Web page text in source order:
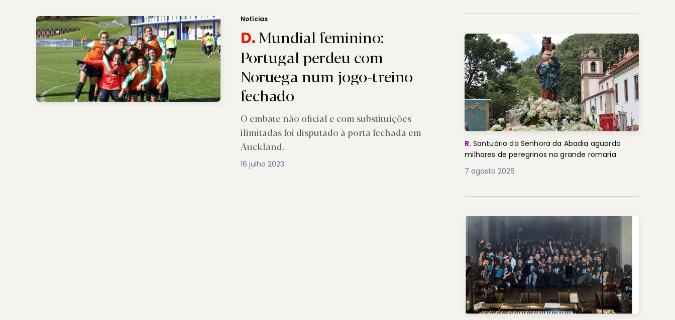
Notícias
D.Mundial feminino:
Portugal perdeu com
Noruega num jogo-treino
fechado
O embate não oficial e com substituições
ilimitadas foi disputado à porta fechada em
Auckland.
16 julho 2023
R. Santuário da Senhora da Abadia aguarda
milhares de peregrinos na grande romaria
7 agosto 2026